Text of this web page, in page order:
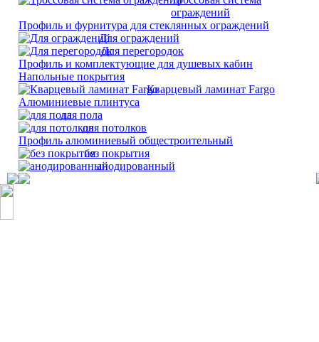
ограждений
Профиль и фурнитура для стеклянных ограждений
Для ограждений
Для перегородок
Профиль и комплектующие для душевых кабин
Напольные покрытия
Кварцевый ламинат Fargo
Алюминиевые плинтуса
для пола
для потолков
Профиль алюминиевый общестроительный
без покрытия
анодированный